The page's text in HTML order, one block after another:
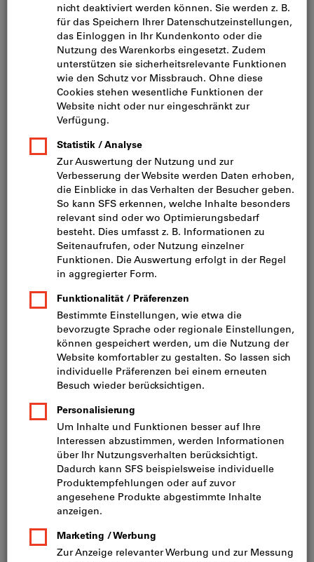
Bild zum Vergrößern anklicken
Preis pro 1 Stück
inkl. MwSt. zzgl. Versandkosten
Netto: CHF 29.70
Menge
In den Warenkorb
Sofort lieferbar
Artikel merken Artikel teilen